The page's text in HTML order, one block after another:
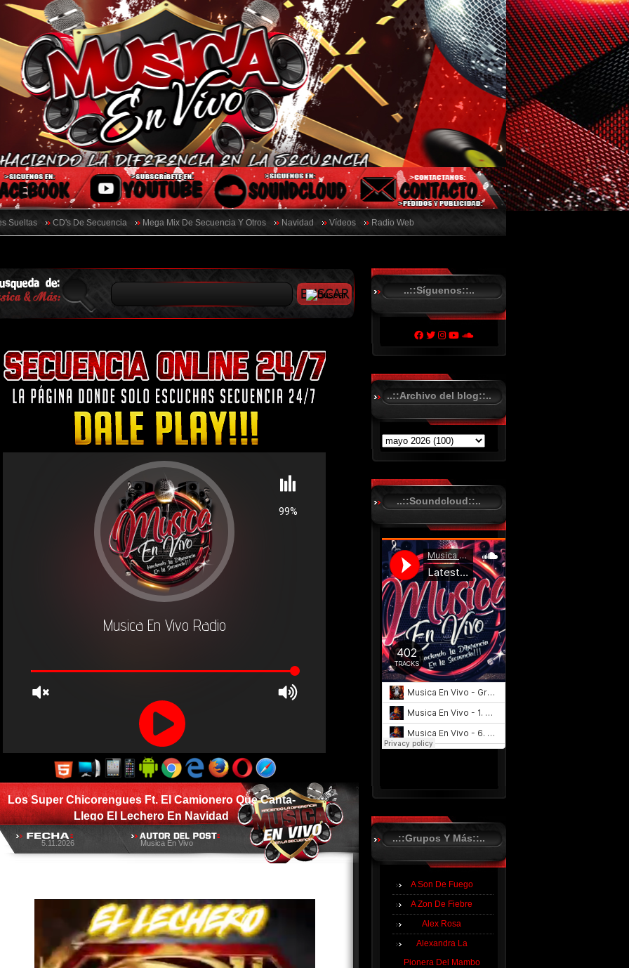
Sueltas CD's De Secuencia Mega Mix De Secuencia Y Otros Navidad Vídeos Radio Web
Los Super Chicorengues Ft. El Camionero Que Canta-
Llego El Lechero En Navidad
5.11.2026 Musica En Vivo
..::Síguenos::..
..::Archivo del blog::..
..::Soundcloud::..
..::Grupos Y Más::..
A Son De Fuego
A Zon De Fiebre
Alex Rosa
Alexandra La
Pionera Del Mambo